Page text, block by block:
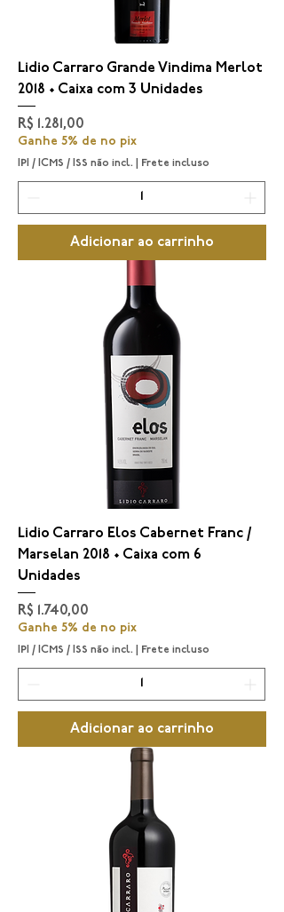
Lidio Carraro Grande Vindima Merlot
2018 • Caixa com 3 Unidades
Preço
R$ 1.281,00
Ganhe 5% de no pix
IPI / ICMS / ISS não incl. Frete incluso
Adicionar ao carrinho
Lidio Carraro Elos Cabernet Franc /
Marselan 2018 • Caixa com 6
Unidades
Preço
R$ 1.740,00
Ganhe 5% de no pix
IPI / ICMS / ISS não incl. Frete incluso
Adicionar ao carrinho